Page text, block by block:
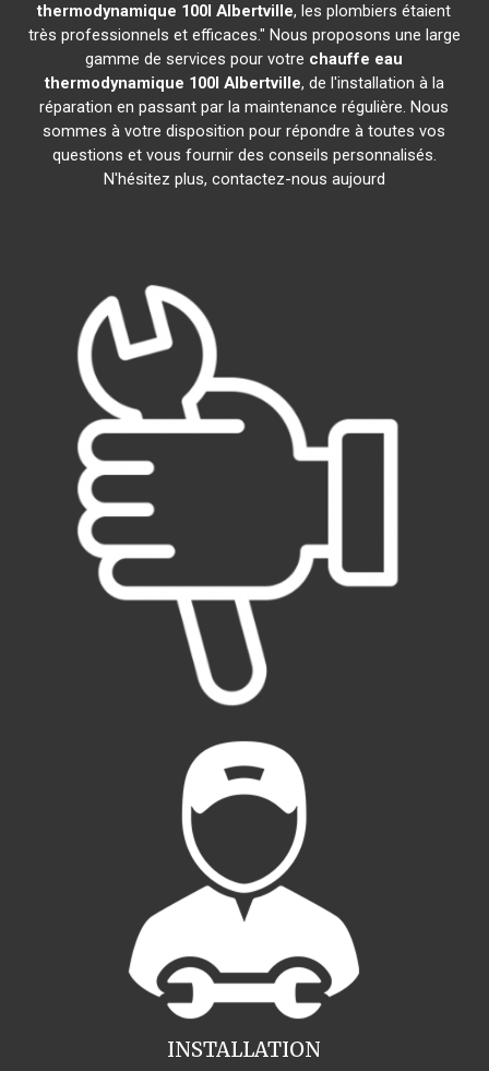
thermodynamique 100l Albertville, les plombiers étaient
très professionnels et efficaces." Nous proposons une large
gamme de services pour votre chauffe eau
thermodynamique 100l Albertville, de l'installation à la
réparation en passant par la maintenance régulière. Nous
sommes à votre disposition pour répondre à toutes vos
questions et vous fournir des conseils personnalisés.
N'hésitez plus, contactez-nous aujourd
INSTALLATION